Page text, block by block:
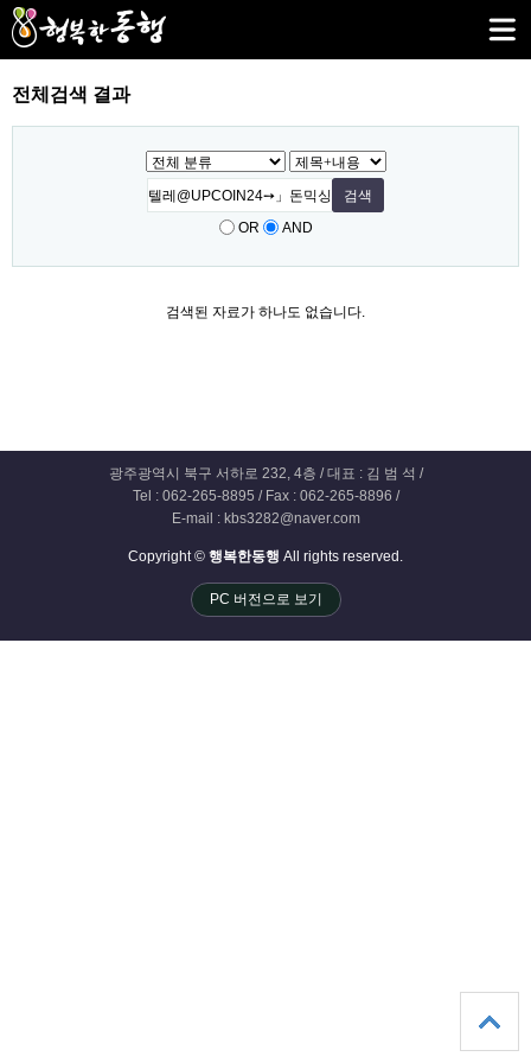
전체검색 결과
OR AND
검색된 자료가 하나도 없습니다.
광주광역시 북구 서하로 232, 4층 / 대표 : 김 범 석 /
Tel : 062-265-8895 / Fax : 062-265-8896 /
E-mail : kbs3282@naver.com
Copyright © 행복한동행 All rights reserved.
PC 버전으로 보기